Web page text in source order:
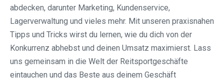
abdecken, darunter Marketing, Kundenservice,
Lagerverwaltung und vieles mehr. Mit unseren praxisnahen
Tipps und Tricks wirst du lernen, wie du dich von der
Konkurrenz abhebst und deinen Umsatz maximierst. Lass
uns gemeinsam in die Welt der Reitsportgeschäfte
eintauchen und das Beste aus deinem Geschäft